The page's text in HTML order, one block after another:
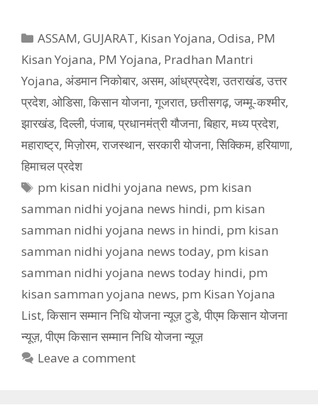
Categories
ASSAM,GUJARAT, Kisan Yojana,Odisa, PM
Kisan Yojana, PM Yojana, Pradhan Mantri
Yojana, अंडमान निकोबार, असम, आंध्रप्रदेश, उतराखंड, उत्तर
प्रदेश, ओडिसा, किसान योजना, गूजरात, छतीसगढ़, जम्मू-कश्मीर,
झारखंड, दिल्ली, पंजाब, प्रधानमंत्री यौजना, बिहार, मध्य प्रदेश,
महाराष्ट्र, मिज़ोरम, राजस्थान, सरकारी योजना, सिक्किम, हरियाणा,
हिमाचल प्रदेश
Tags
pm kisan nidhi yojana news, pm kisan
samman nidhi yojana news hindi, pm kisan
samman nidhi yojana news in hindi, pm kisan
samman nidhi yojana news today, pm kisan
samman nidhi yojana news today hindi, pm
kisan samman yojana news, pm Kisan Yojana
List, किसान सम्मान निधि योजना न्यूज़ टुडे, पीएम किसान योजना
न्यूज़, पीएम किसान सम्मान निधि योजना न्यूज़
Leave a comment